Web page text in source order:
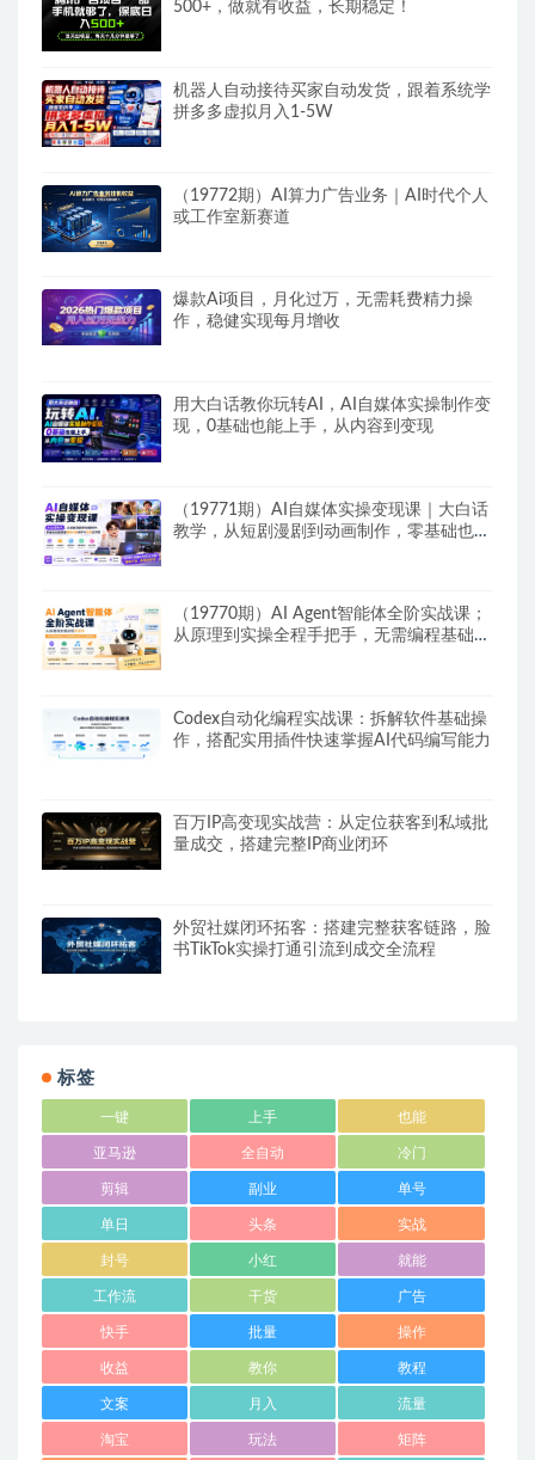
500+，做就有收益，长期稳定！
机器人自动接待买家自动发货，跟着系统学
拼多多虚拟月入1-5W
（19772期）AI算力广告业务｜AI时代个人
或工作室新赛道
爆款Ai项目，月化过万，无需耗费精力操
作，稳健实现每月增收
用大白话教你玩转AI，AI自媒体实操制作变
现，0基础也能上手，从内容到变现
（19771期）AI自媒体实操变现课｜大白话
教学，从短剧漫剧到动画制作，零基础也能
（19770期）AI Agent智能体全阶实战课；
从原理到实操全程手把手，无需编程基础也
Codex自动化编程实战课：拆解软件基础操
作，搭配实用插件快速掌握AI代码编写能力
百万IP高变现实战营：从定位获客到私域批
量成交，搭建完整IP商业闭环
外贸社媒闭环拓客：搭建完整获客链路，脸
书TikTok实操打通引流到成交全流程
标签
一键 上手 也能
亚马逊 全自动 冷门
剪辑 副业 单号
单日 头条 实战
封号 小红 就能
工作流 干货 广告
快手 批量 操作
收益 教你 教程
文案 月入 流量
淘宝 玩法 矩阵